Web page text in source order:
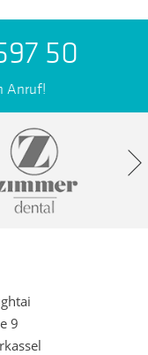
50
Anruf!
9